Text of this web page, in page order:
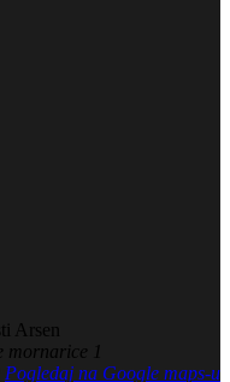
Arsen
mornarice 1
Pogledaj na Google maps-u